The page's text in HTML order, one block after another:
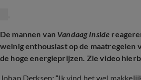
De mannen van Vandaag Inside
weinig enthousiast op de maatregelen
de hoge energieprijzen. Zie video
Johan Derksen: “Ik vind het wel